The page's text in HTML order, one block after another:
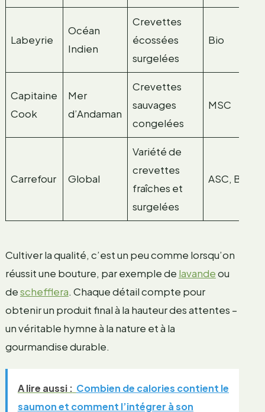
Labeyrie
Océan
Indien
Crevettes
écossées
surgelées
Bio
Capitaine
Cook
Mer
d’Andaman
Crevettes
sauvages
congelées
MSC
Carrefour Global
Variété de
crevettes
fraîches et
surgelées
ASC, Bio
Cultiver la qualité, c’est un peu comme lorsqu’on
réussit une bouture, par exemple de lavandeou
deschefflera. Chaque détail compte pour
obtenir un produit final à la hauteur des attentes –
un véritable hymne à la nature et à la
gourmandise durable.
A lire aussi : Combien de calories contient le
saumon et comment l’intégrer à son